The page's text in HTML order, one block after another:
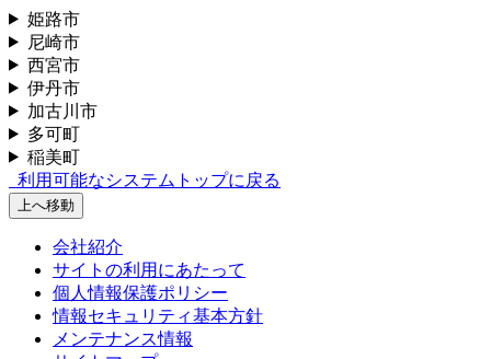
姫路市
尼崎市
西宮市
伊丹市
加古川市
多可町
稲美町
利用可能なシステムトップに戻る
上へ移動
会社紹介
サイトの利用にあたって
個人情報保護ポリシー
情報セキュリティ基本方針
メンテナンス情報